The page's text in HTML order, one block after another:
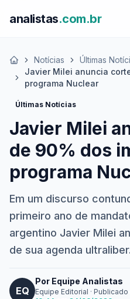
analistas.com.br
Início Notícias
Últimas
Javier Milei anuncia
programa Nuclear
Últimas Notícias
Javier Milei
de 90% dos
programa
Em um discurso
primeiro ano de
argentino Javier Milei
de sua agenda
EQ
Por Equipe Analistas
Equipe Editorial · Publicado